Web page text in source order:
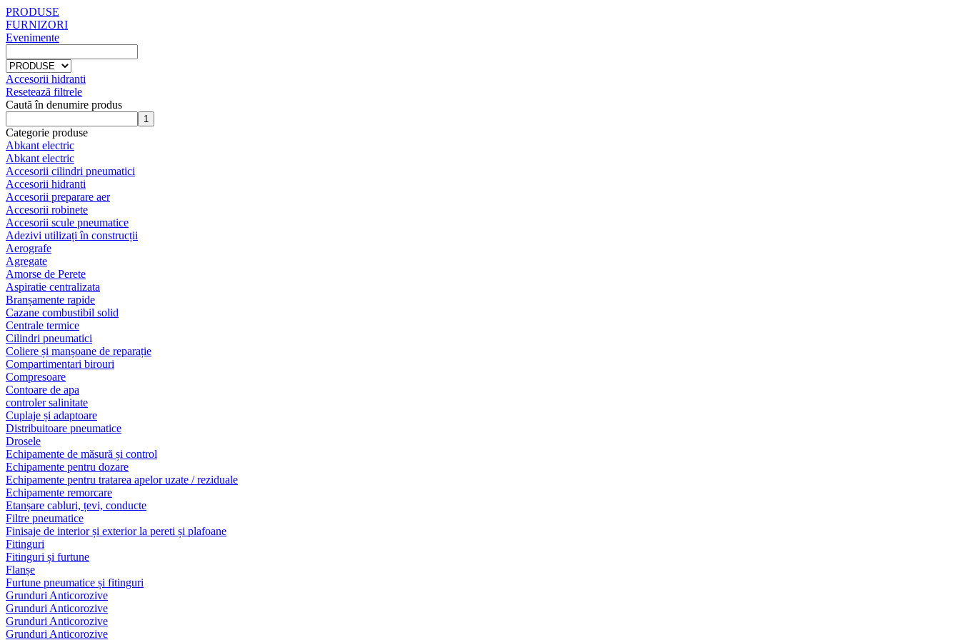
PRODUSE
FURNIZORI
Evenimente
Accesorii hidranti
Resetează filtrele
Caută în denumire produs
Categorie produse
Abkant electric
Abkant electric
Accesorii cilindri pneumatici
Accesorii hidranti
Accesorii preparare aer
Accesorii robinete
Accesorii scule pneumatice
Adezivi utilizați în construcții
Aerografe
Agregate
Amorse de Perete
Aspiratie centralizata
Branșamente rapide
Cazane combustibil solid
Centrale termice
Cilindri pneumatici
Coliere și manșoane de reparație
Compartimentari birouri
Compresoare
Contoare de apa
controler salinitate
Cuplaje și adaptoare
Distribuitoare pneumatice
Drosele
Echipamente de măsură și control
Echipamente pentru dozare
Echipamente pentru tratarea apelor uzate / reziduale
Echipamente remorcare
Etanșare cabluri, țevi, conducte
Filtre pneumatice
Finisaje de interior și exterior la pereti și plafoane
Fitinguri
Fitinguri și furtune
Flanșe
Furtune pneumatice și fitinguri
Grunduri Anticorozive
Grunduri Anticorozive
Grunduri Anticorozive
Grunduri Anticorozive